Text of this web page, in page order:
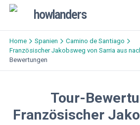
howlanders
Home Spanien
Camino de Santiago
Französischer Jakobsweg von Sarria aus
Bewertungen
Tour-
Französischer